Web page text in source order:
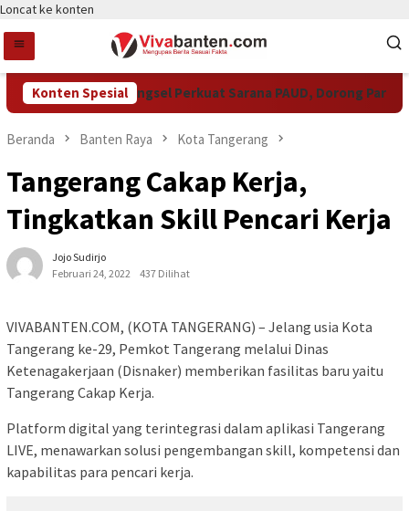
Loncat ke konten
Konten Spesial
Pemkot Tangsel Perkuat Sarana PAUD, Dorong
Beranda Banten Raya Kota Tangerang
Tangerang Cakap Kerja,
Tingkatkan Skill Pencari Kerja
Jojo Sudirjo
Februari 24, 2022
437 Dilihat
VIVABANTEN.COM, (KOTA TANGERANG) – Jelang usia Kota
Tangerang ke-29, Pemkot Tangerang melalui Dinas
Ketenagakerjaan (Disnaker) memberikan fasilitas baru yaitu
Tangerang Cakap Kerja.
Platform digital yang terintegrasi dalam aplikasi Tangerang
LIVE, menawarkan solusi pengembangan skill, kompetensi dan
kapabilitas para pencari kerja.